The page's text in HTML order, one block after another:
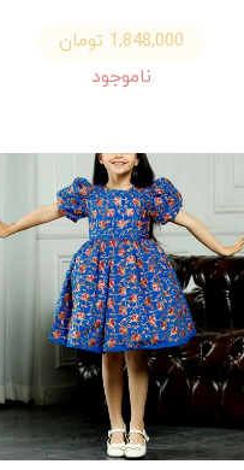
1,848,000 تومان
ناموجود